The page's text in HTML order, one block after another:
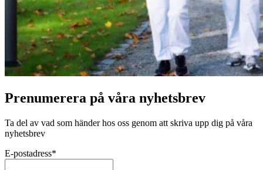
Prenumerera på våra nyhetsbrev
Ta del av vad som händer hos oss genom att skriva upp dig på våra
nyhetsbrev
E-postadress*